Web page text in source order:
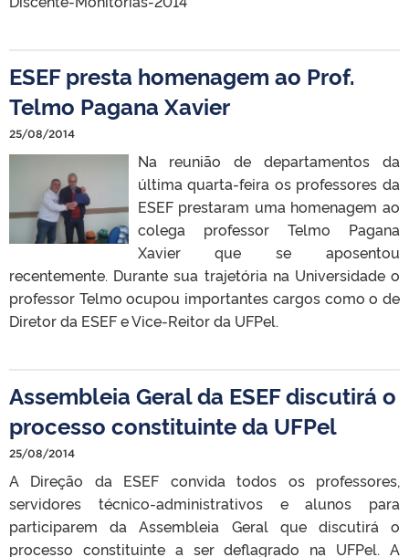
ESEF presta homenagem ao Prof.
Telmo Pagana Xavier
25/08/2014
Na reunião de departamentos da
última quarta-feira os professores da
ESEF prestaram uma homenagem ao
colega professor Telmo Pagana
Xavier que se aposentou
recentemente. Durante sua trajetória na Universidade o
professor Telmo ocupou importantes cargos como o de
Diretor da ESEF e Vice-Reitor da UFPel.
Assembleia Geral da ESEF discutirá o
processo constituinte da UFPel
25/08/2014
A Direção da ESEF convida todos os professores,
servidores técnico-administrativos e alunos para
participarem da Assembleia Geral que discutirá o
processo constituinte a ser deflagrado na UFPel. A